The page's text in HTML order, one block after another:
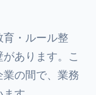
・ルール整
あります。こ
の間で、業務